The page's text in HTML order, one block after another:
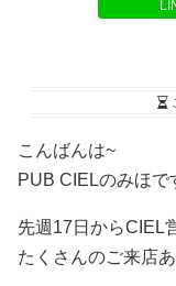
こんばんは~
PUB CIELのみほで
先週17日からCIEL
たくさんのご来店